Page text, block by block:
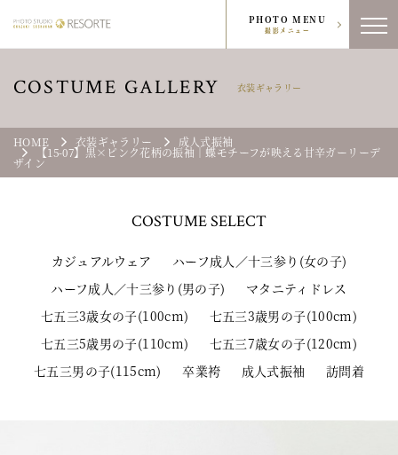
PHOTO MENU
撮影メニュー
COSTUME GALLERY 衣装ギャラリー
HOME 衣装ギャラリー 成人式振袖
【15-07】黒×ピンク花柄の振袖｜蝶モチーフが映える甘辛ガーリーデ
ザイン
COSTUMESELECT
カジュアルウェア
ハーフ成人／十三参り(女の子)
ハーフ成人／十三参り(男の子)
マタニティドレス
七五三3歳女の子(100cm)
七五三3歳男の子(100cm)
七五三5歳男の子(110cm)
七五三7歳女の子(120cm)
七五三男の子(115cm)
卒業袴 成人式振袖 訪問着